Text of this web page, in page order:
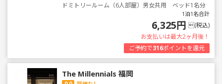
ドミトリールーム（6人部屋）男女共用 ベッド1名分
1泊1名合計
6,325円 (税込)
お支払いは最大2ヶ月後！
ご予約で316ポイントを還元
The Millennials 福岡